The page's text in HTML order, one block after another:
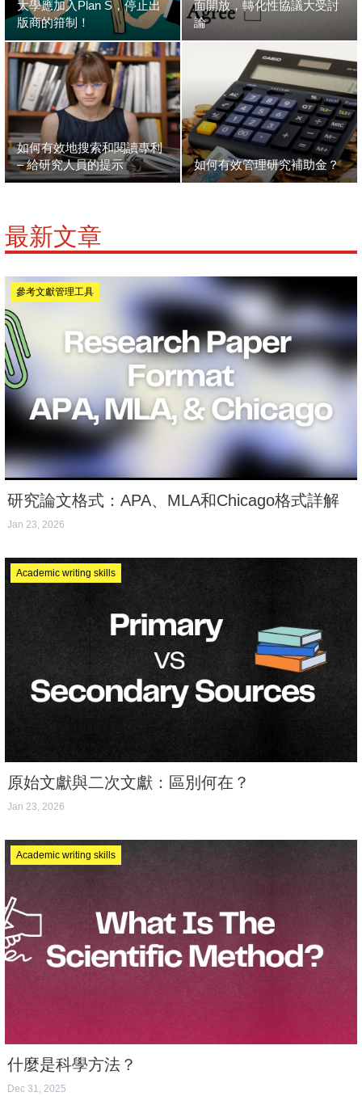
大學應加入Plan S，停止出
版商的箝制！
面開放，轉化性協議大受討
論
如何有效地搜索和閱讀專利
– 給研究人員的提示
如何有效管理研究補助金？
最新文章
參考文獻管理工具
研究論文格式：APA、MLA和Chicago格式詳解
Jan 23, 2026
Academic writing skills
原始文獻與二次文獻：區別何在？
Jan 23, 2026
Academic writing skills
什麼是科學方法？
Dec 31, 2025